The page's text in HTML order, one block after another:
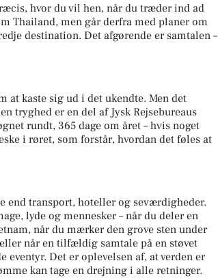
hvor du vil hen, når du træder ind ad
Thailand, men går derfra med planer om
destination. Det afgørende er samtalen –
at kaste sig ud i det ukendte. Men det
tryghed er en del af Jysk Rejsebureaus
rundt, 365 dage om året – hvis noget
i røret, som forstår, hvordan det føles at
end transport, hoteller og seværdigheder.
lyde og mennesker – når du deler en
når du mærker den grove sten under
når en tilfældig samtale på en støvet
eventyr. Det er oplevelsen af, at verden er
kan tage en drejning i alle retninger.